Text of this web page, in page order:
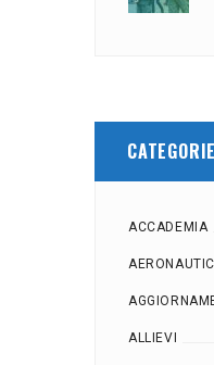
CATEGORIE
ACCADEMIA
ALLIEVI